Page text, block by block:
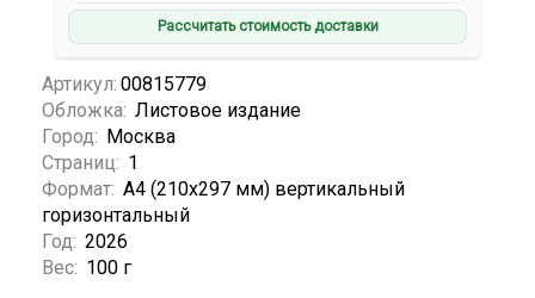
Рассчитать стоимость доставки
Артикул: 00815779
Обложка: Листовое издание
Город: Москва
Страниц: 1
Формат: А4 (210x297 мм) вертикальный
горизонтальный
Год: 2026
Вес: 100 г